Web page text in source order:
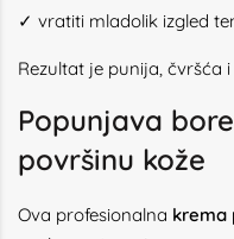
✓ vratiti mladolik izgled
Rezultat je punija, čvršća
Popunjava
površinu kože
Ova profesionalna krema